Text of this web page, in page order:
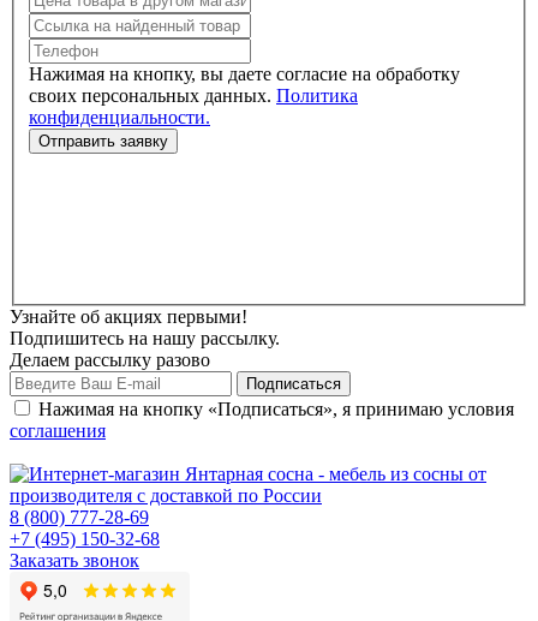
Нажимая на кнопку, вы даете согласие на обработку
своих персональных данных. Политика
конфиденциальности.
Узнайте об акциях первыми!
Подпишитесь на нашу рассылку.
Делаем рассылку разово
Нажимая на кнопку «Подписаться», я принимаю условия
соглашения
8 (800) 777-28-69
+7 (495) 150-32-68
Заказать звонок